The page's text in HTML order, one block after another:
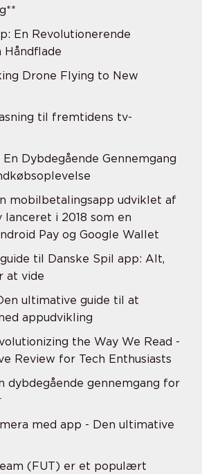
En Revolutionerende
Håndflade
Drone Flying to New
til fremtidens tv-
Dybdegående Gennemgang
mobilbetalingsapp udviklet af
lanceret i 2018 som en
Pay og Google Wallet
til Danske Spil app: Alt,
at vide
ultimative guide til at
appudvikling
the Way We Read -
Review for Tech Enthusiasts
dybdegående gennemgang for
med app - Den ultimative
(FUT) er et populært